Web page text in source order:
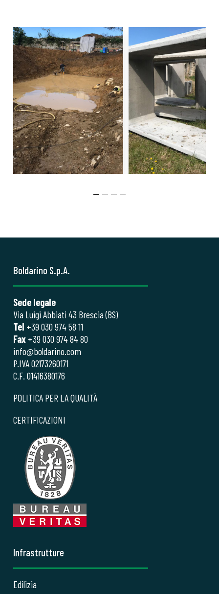
Boldarino S.p.A.
Sede legale
Via Luigi Abbiati 43 Brescia (BS)
Tel +39 030 974 58 11
Fax+39 030 974 84 80
info@boldarino.com
P.IVA 02173260171
C.F. 01416380176
POLITICA PER LA QUALITÀ
CERTIFICAZIONI
Infrastrutture
Edilizia